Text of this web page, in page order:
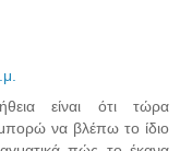
είναι ότι τώρα
να βλέπω το ίδιο